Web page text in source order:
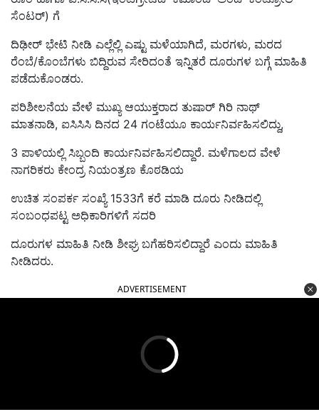
ಸೆಂಟರ್) ಗೆ
ದಿಢೀರ್ ಭೇಟಿ ನೀಡಿ ಎಲ್ಲೆಲ್ಲಿ ಎಷ್ಟು ಮಳೆಯಾಗಿದೆ, ಮರಗಳು, ಮರದ
ರೆಂಬೆ/ಕೊಂಬೆಗಳು ಬಿದ್ದಿರುವ ಸೇರಿದಂತೆ ಇನ್ನಿತರೆ ದೂರುಗಳ ಬಗ್ಗೆ ಮಾಹಿತಿ
ಪಡೆದುಕೊಂಡರು.
ಪರಿಶೀಲನೆಯ ವೇಳೆ ಮುಖ್ಯ ಆಯುಕ್ತರಾದ ತುಷಾರ್ ಗಿರಿ ನಾಥ್
ಮಾತನಾಡಿ, ಐಸಿಸಿಸಿ ದಿನದ 24 ಗಂಟೆಯೂ ಕಾರ್ಯನಿರ್ವಹಿಸಲಿದ್ದು,
3 ಪಾಳಿಯಲ್ಲಿ ಸಿಬ್ಬಂದಿ ಕಾರ್ಯನಿರ್ವಹಿಸಲಿದ್ದಾರೆ. ಮಳೆಗಾಲದ ವೇಳೆ
ನಾಗರಿಕರು ಕೇಂದ್ರ ನಿಯಂತ್ರಣ ಕೊಠಡಿಯ
ಉಚಿತ ಸಂಪರ್ಕ ಸಂಖ್ಯೆ 1533ಗೆ ಕರೆ ಮಾಡಿ ದೂರು ನೀಡಿದಲ್ಲಿ
ಸಂಬಂಧಪಟ್ಟ ಅಧಿಕಾರಿಗಳಿಗೆ ಸದರಿ
ದೂರುಗಳ ಮಾಹಿತಿ ನೀಡಿ ಶೀಘ್ರ ಬಗೆಹರಿಸಲಿದ್ದಾರೆ ಎಂದು ಮಾಹಿತಿ
ನೀಡಿದರು.
ADVERTISEMENT